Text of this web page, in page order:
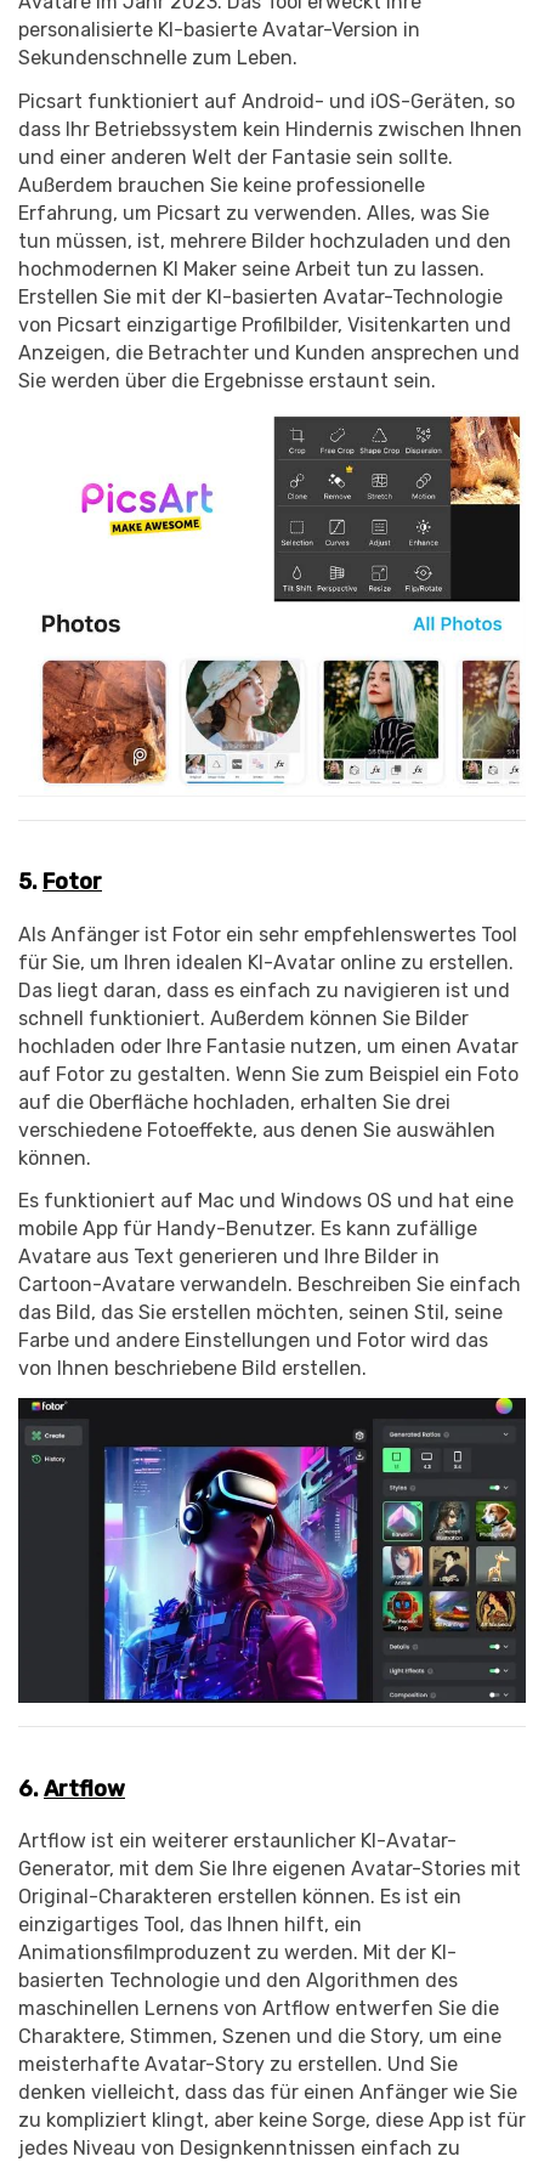
personalisierte KI-basierte Avatar-Version in
Sekundenschnelle zum Leben.
Picsart funktioniert auf Android- und iOS-Geräten, so
dass Ihr Betriebssystem kein Hindernis zwischen Ihnen
und einer anderen Welt der Fantasie sein sollte.
Außerdem brauchen Sie keine professionelle
Erfahrung, um Picsart zu verwenden. Alles, was Sie
tun müssen, ist, mehrere Bilder hochzuladen und den
hochmodernen KI Maker seine Arbeit tun zu lassen.
Erstellen Sie mit der KI-basierten Avatar-Technologie
von Picsart einzigartige Profilbilder, Visitenkarten und
Anzeigen, die Betrachter und Kunden ansprechen und
Sie werden über die Ergebnisse erstaunt sein.
5. Fotor
Als Anfänger ist Fotor ein sehr empfehlenswertes Tool
für Sie, um Ihren idealen KI-Avatar online zu erstellen.
Das liegt daran, dass es einfach zu navigieren ist und
schnell funktioniert. Außerdem können Sie Bilder
hochladen oder Ihre Fantasie nutzen, um einen Avatar
auf Fotor zu gestalten. Wenn Sie zum Beispiel ein Foto
auf die Oberfläche hochladen, erhalten Sie drei
verschiedene Fotoeffekte, aus denen Sie auswählen
können.
Es funktioniert auf Mac und Windows OS und hat eine
mobile App für Handy-Benutzer. Es kann zufällige
Avatare aus Text generieren und Ihre Bilder in
Cartoon-Avatare verwandeln. Beschreiben Sie einfach
das Bild, das Sie erstellen möchten, seinen Stil, seine
Farbe und andere Einstellungen und Fotor wird das
von Ihnen beschriebene Bild erstellen.
6.Artflow
Artflow ist ein weiterer erstaunlicher KI-Avatar-
Generator, mit dem Sie Ihre eigenen Avatar-Stories mit
Original-Charakteren erstellen können. Es ist ein
einzigartiges Tool, das Ihnen hilft, ein
Animationsfilmproduzent zu werden. Mit der KI-
basierten Technologie und den Algorithmen des
maschinellen Lernens von Artflow entwerfen Sie die
Charaktere, Stimmen, Szenen und die Story, um eine
meisterhafte Avatar-Story zu erstellen. Und Sie
denken vielleicht, dass das für einen Anfänger wie Sie
zu kompliziert klingt, aber keine Sorge, diese App ist für
jedes Niveau von Designkenntnissen einfach zu
With AI Ease.
Filmora!
Got It Try It Now